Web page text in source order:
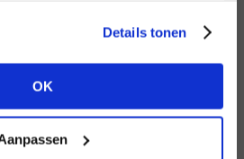
Details tonen
OKACCOUNT?
andere mogelijkheden.
ALLE OPTIES